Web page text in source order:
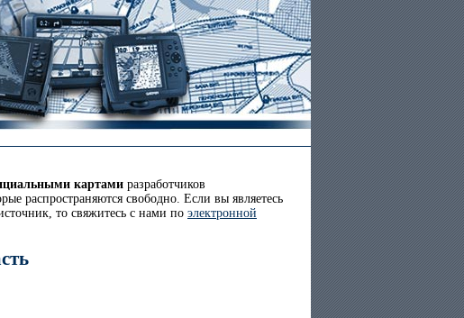
картами разработчиков
распространяются свободно. Если вы являетесь
то свяжитесь с нами по электронной